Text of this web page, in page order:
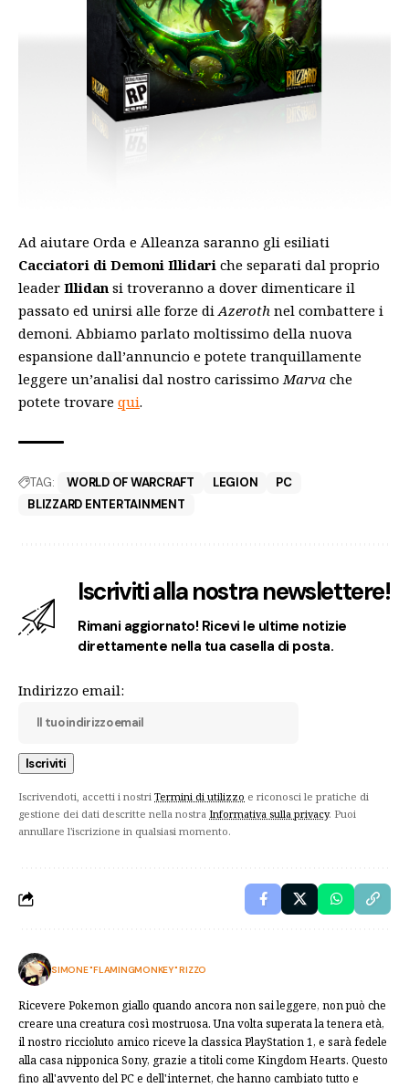
Ad aiutare Orda e Alleanza saranno gli esiliati
Cacciatori di Demoni Illidari che separati dal proprio
leader Illidan si troveranno a dover dimenticare il
passato ed unirsi alle forze diAzeroth nel combattere i
demoni. Abbiamo parlato moltissimo della nuova
espansione dall’annuncio e potete tranquillamente
leggere un’analisi dal nostro carissimoMarva che
potete trovare qui.
TAG: WORLD OF WARCRAFT LEGION
PC
BLIZZARD ENTERTAINMENT
Iscriviti alla nostra newslettere!
Rimani aggiornato! Ricevi le ultime notizie
direttamente nella tua casella di posta.
Indirizzo email:
Iscrivendoti, accetti i nostri Termini di utilizzo e riconosci le pratiche di
gestione dei dati descritte nella nostra Informativa sulla privacy. Puoi
annullare l'iscrizione in qualsiasi momento.
SIMONE "FLAMINGMONKEY" RIZZO
Ricevere Pokemon giallo quando ancora non sai leggere, non può che
creare una creatura così mostruosa. Una volta superata la tenera età,
il nostro riccioluto amico riceve la classica PlayStation 1, e sarà fedele
alla casa nipponica Sony, grazie a titoli come Kingdom Hearts. Questo
fino all'avvento del PC e dell'internet, che hanno cambiato tutto e